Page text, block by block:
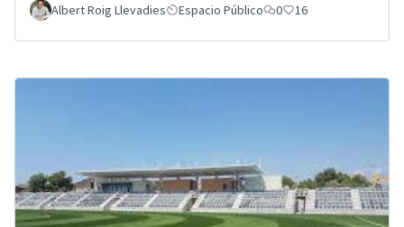
Albert Roig Llevadies Espacio Público 0 16